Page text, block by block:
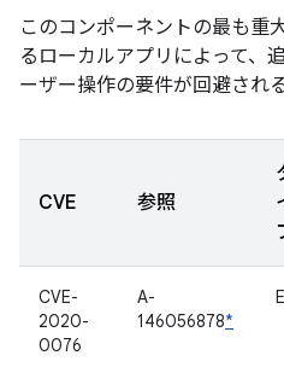
このコンポーネントの最も重
るローカルアプリによって、
ーザー操作の要件が回避され
CVE 参照
CVE-
2020-
0076
A-
146056878*